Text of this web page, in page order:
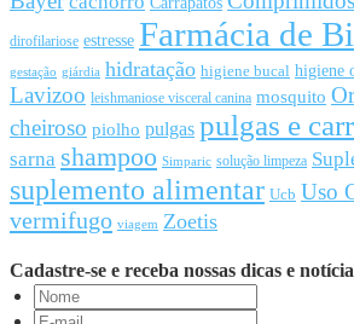
dirofilariose estresse Farmácia de
gestação giárdia hidratação higiene bucal higiene
Lavizoo leishmaniose visceral canina mosquito
cheiroso piolho pulgas pulgas e
sarna shampoo Simparic solução limpeza
suplemento alimentar Ucb Uso
vermifugo viagem Zoetis
Cadastre-se e receba nossas dicas e